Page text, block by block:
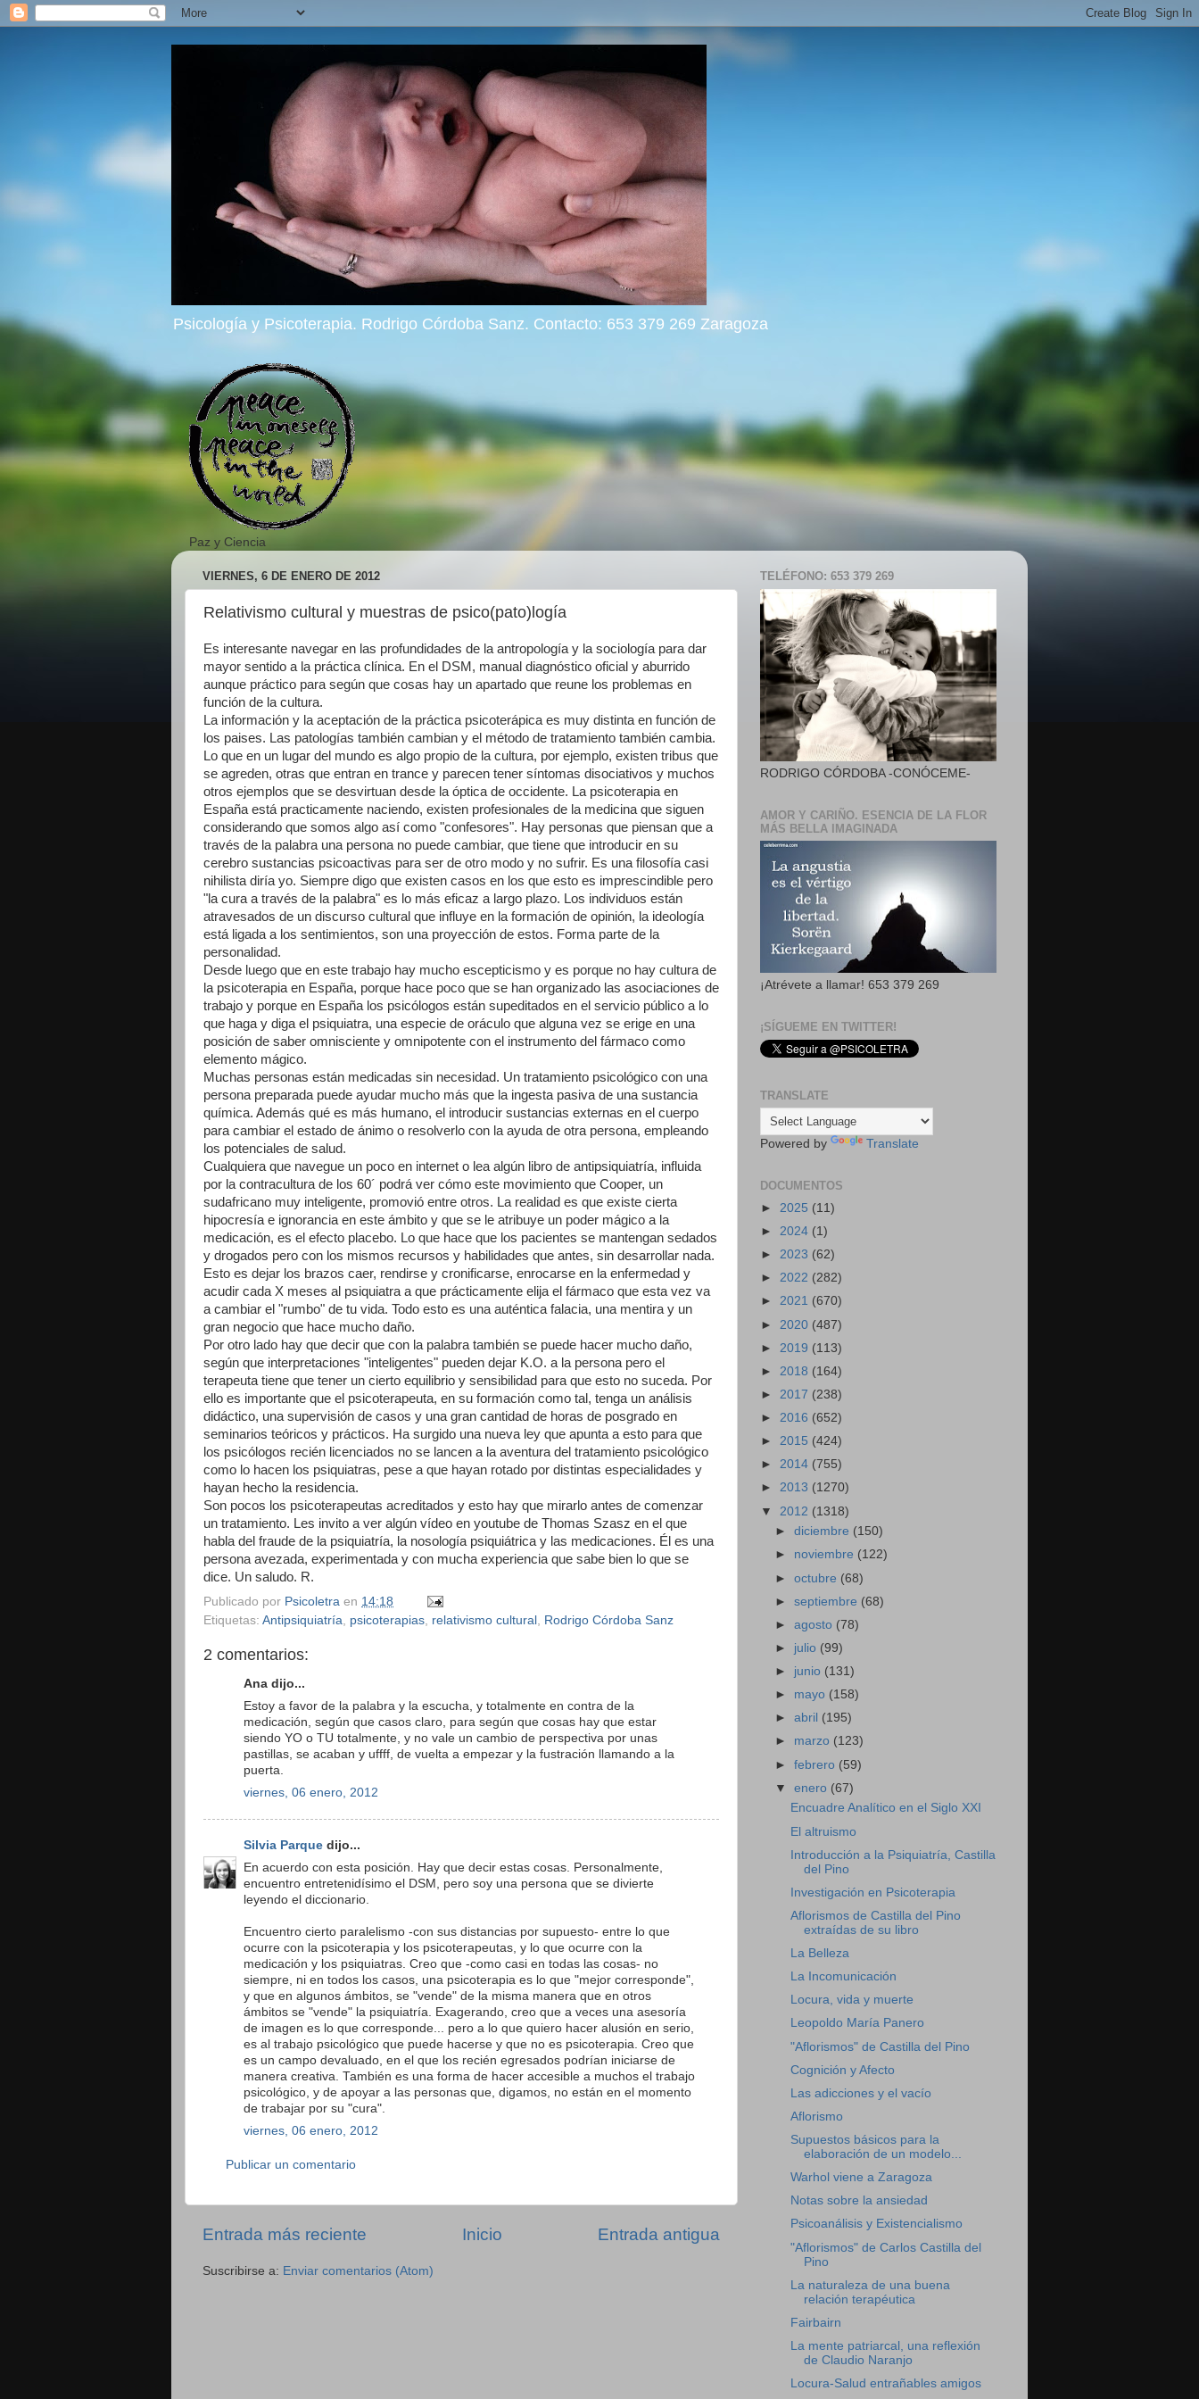
Psicología y Psicoterapia. Rodrigo Córdoba Sanz. Contacto: 653 379 269 Zaragoza
Paz y Ciencia
VIERNES, 6 DE ENERO DE 2012
Relativismo cultural y muestras de psico(pato)logía
Es interesante navegar en las profundidades de la antropología y la sociología para dar
mayor sentido a la práctica clínica. En el DSM, manual diagnóstico oficial y aburrido
aunque práctico para según que cosas hay un apartado que reune los problemas en
función de la cultura.
La información y la aceptación de la práctica psicoterápica es muy distinta en función de
los paises. Las patologías también cambian y el método de tratamiento también cambia.
Lo que en un lugar del mundo es algo propio de la cultura, por ejemplo, existen tribus que
se agreden, otras que entran en trance y parecen tener síntomas disociativos y muchos
otros ejemplos que se desvirtuan desde la óptica de occidente. La psicoterapia en
España está practicamente naciendo, existen profesionales de la medicina que siguen
considerando que somos algo así como "confesores". Hay personas que piensan que a
través de la palabra una persona no puede cambiar, que tiene que introducir en su
cerebro sustancias psicoactivas para ser de otro modo y no sufrir. Es una filosofía casi
nihilista diría yo. Siempre digo que existen casos en los que esto es imprescindible pero
"la cura a través de la palabra" es lo más eficaz a largo plazo. Los individuos están
atravesados de un discurso cultural que influye en la formación de opinión, la ideología
está ligada a los sentimientos, son una proyección de estos. Forma parte de la
personalidad.
Desde luego que en este trabajo hay mucho escepticismo y es porque no hay cultura de
la psicoterapia en España, porque hace poco que se han organizado las asociaciones de
trabajo y porque en España los psicólogos están supeditados en el servicio público a lo
que haga y diga el psiquiatra, una especie de oráculo que alguna vez se erige en una
posición de saber omnisciente y omnipotente con el instrumento del fármaco como
elemento mágico.
Muchas personas están medicadas sin necesidad. Un tratamiento psicológico con una
persona preparada puede ayudar mucho más que la ingesta pasiva de una sustancia
química. Además qué es más humano, el introducir sustancias externas en el cuerpo
para cambiar el estado de ánimo o resolverlo con la ayuda de otra persona, empleando
los potenciales de salud.
Cualquiera que navegue un poco en internet o lea algún libro de antipsiquiatría, influida
por la contracultura de los 60´ podrá ver cómo este movimiento que Cooper, un
sudafricano muy inteligente, promovió entre otros. La realidad es que existe cierta
hipocresía e ignorancia en este ámbito y que se le atribuye un poder mágico a la
medicación, es el efecto placebo. Lo que hace que los pacientes se mantengan sedados
y drogados pero con los mismos recursos y habilidades que antes, sin desarrollar nada.
Esto es dejar los brazos caer, rendirse y cronificarse, enrocarse en la enfermedad y
acudir cada X meses al psiquiatra a que prácticamente elija el fármaco que esta vez va
a cambiar el "rumbo" de tu vida. Todo esto es una auténtica falacia, una mentira y un
gran negocio que hace mucho daño.
Por otro lado hay que decir que con la palabra también se puede hacer mucho daño,
según que interpretaciones "inteligentes" pueden dejar K.O. a la persona pero el
terapeuta tiene que tener un cierto equilibrio y sensibilidad para que esto no suceda. Por
ello es importante que el psicoterapeuta, en su formación como tal, tenga un análisis
didáctico, una supervisión de casos y una gran cantidad de horas de posgrado en
seminarios teóricos y prácticos. Ha surgido una nueva ley que apunta a esto para que
los psicólogos recién licenciados no se lancen a la aventura del tratamiento psicológico
como lo hacen los psiquiatras, pese a que hayan rotado por distintas especialidades y
hayan hecho la residencia.
Son pocos los psicoterapeutas acreditados y esto hay que mirarlo antes de comenzar
un tratamiento. Les invito a ver algún vídeo en youtube de Thomas Szasz en el que
habla del fraude de la psiquiatría, la nosología psiquiátrica y las medicaciones. Él es una
persona avezada, experimentada y con mucha experiencia que sabe bien lo que se
dice. Un saludo. R.
Publicado por Psicoletra en 14:18
Etiquetas: Antipsiquiatría psicoterapias relativismo cultural Rodrigo Córdoba Sanz
2 comentarios:
Ana dijo...
Estoy a favor de la palabra y la escucha, y totalmente en contra de la
medicación, según que casos claro, para según que cosas hay que estar
siendo YO o TU totalmente, y no vale un cambio de perspectiva por unas
pastillas, se acaban y uffff, de vuelta a empezar y la fustración llamando a la
puerta.
viernes, 06 enero, 2012
Silvia Parque dijo...
En acuerdo con esta posición. Hay que decir estas cosas. Personalmente,
encuentro entretenidísimo el DSM, pero soy una persona que se divierte
leyendo el diccionario.
Encuentro cierto paralelismo -con sus distancias por supuesto- entre lo que
ocurre con la psicoterapia y los psicoterapeutas, y lo que ocurre con la
medicación y los psiquiatras. Creo que -como casi en todas las cosas- no
siempre, ni en todos los casos, una psicoterapia es lo que "mejor corresponde",
y que en algunos ámbitos, se "vende" de la misma manera que en otros
ámbitos se "vende" la psiquiatría. Exagerando, creo que a veces una asesoría
de imagen es lo que corresponde... pero a lo que quiero hacer alusión en serio,
es al trabajo psicológico que puede hacerse y que no es psicoterapia. Creo que
es un campo devaluado, en el que los recién egresados podrían iniciarse de
manera creativa. También es una forma de hacer accesible a muchos el trabajo
psicológico, y de apoyar a las personas que, digamos, no están en el momento
de trabajar por su "cura".
viernes, 06 enero, 2012
Publicar un comentario
Entrada más reciente Entrada antigua
Inicio
Suscribirse a: Enviar comentarios (Atom)
TELÉFONO: 653 379 269
RODRIGO CÓRDOBA -CONÓCEME-
AMOR Y CARIÑO. ESENCIA DE LA FLOR
MÁS BELLA IMAGINADA
¡Atrévete a llamar! 653 379 269
¡SÍGUEME EN TWITTER!
TRANSLATE
Powered by Translate
DOCUMENTOS
► 2025 (11)
► 2024 (1)
► 2023 (62)
► 2022 (282)
► 2021 (670)
► 2020 (487)
► 2019 (113)
► 2018 (164)
► 2017 (238)
► 2016 (652)
► 2015 (424)
► 2014 (755)
► 2013 (1270)
▼ 2012 (1318)
►diciembre (150)
► noviembre (122)
►octubre (68)
►septiembre (68)
►agosto (78)
► julio (99)
► junio (131)
► mayo (158)
►abril (195)
► marzo (123)
►febrero (59)
▼enero (67)
Encuadre Analítico en el Siglo XXI
El altruismo
Introducción a la Psiquiatría, Castilla
del Pino
Investigación en Psicoterapia
Aflorismos de Castilla del Pino
extraídas de su libro
La Belleza
La Incomunicación
Locura, vida y muerte
Leopoldo María Panero
"Aflorismos" de Castilla del Pino
Cognición y Afecto
Las adicciones y el vacío
Aflorismo
Supuestos básicos para la
elaboración de un modelo...
Warhol viene a Zaragoza
Notas sobre la ansiedad
Psicoanálisis y Existencialismo
"Aflorismos" de Carlos Castilla del
Pino
La naturaleza de una buena
relación terapéutica
Fairbairn
La mente patriarcal, una reflexión
de Claudio Naranjo
Locura-Salud entrañables amigos